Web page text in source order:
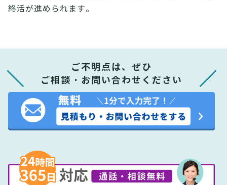
終活が進められます。
ご不明点は、ぜひ
ご相談・お問い合わせください